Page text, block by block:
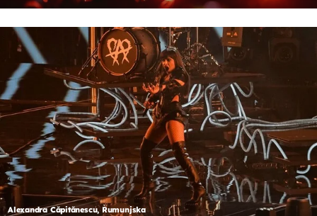
Alexandra Căpitănescu, Rumunjska